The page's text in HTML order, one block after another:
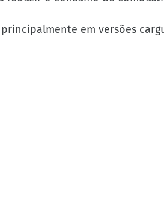
em versões